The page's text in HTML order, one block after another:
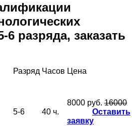
разряда, заказать
Разряд Часов Цена
5-6 40 ч.
8000 руб. 16000
Оставить
заявку